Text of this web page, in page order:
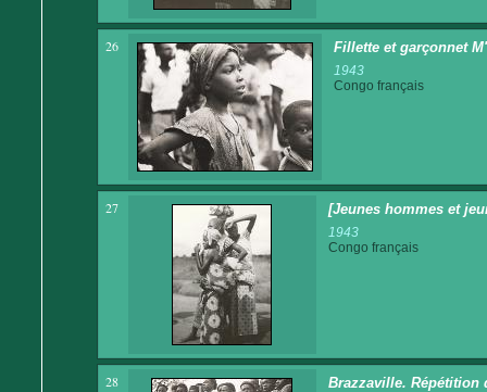
26 Fillette et garçonnet
1943
Congo français
27 [Jeunes hommes et
1943
Congo français
28 Brazzaville. Répétition